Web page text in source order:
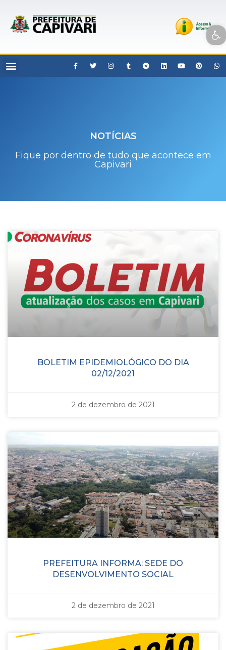
Open toolbar
NOTÍCIAS
Fique por dentro de tudo que acontece em
Capivari
BOLETIM EPIDEMIOLÓGICO DO DIA
02/12/2021
2 de dezembro de 2021
PREFEITURA INFORMA: SEDE DO
DESENVOLVIMENTO SOCIAL
2 de dezembro de 2021